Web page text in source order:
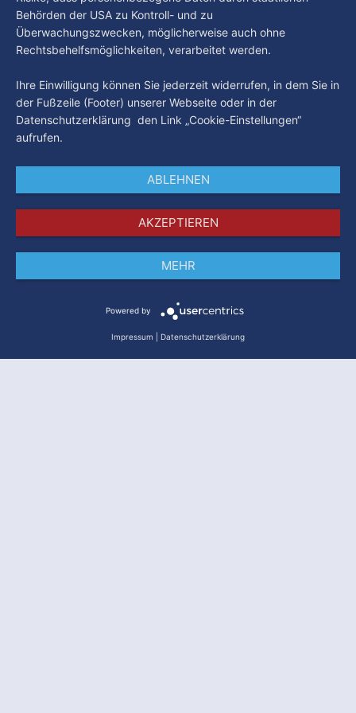
Datenschutz
Behörden der USA zu Kontroll- und zu
Überwachungszwecken, möglicherweise auch ohne
Rechtsbehelfsmöglichkeiten, verarbeitet werden.
Ihre Einwilligung können Sie jederzeit widerrufen, in dem Sie in
der Fußzeile (Footer) unserer Webseite oder in der
Datenschutzerklärung den Link „Cookie-Einstellungen“
aufrufen.
ABLEHNEN
AKZEPTIEREN
MEHR
Powered by
Impressum Datenschutzerklärung